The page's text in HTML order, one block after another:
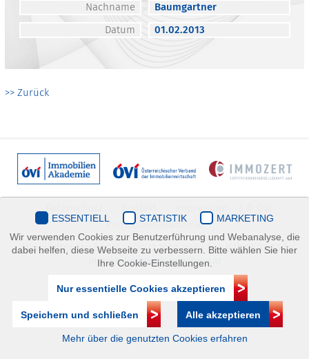
Nachname
Baumgartner
Datum
01.02.2013
>> Zurück
Immobilienakademie
Mariahilfer Straße 116/2.OG/2 1070 Wien | +43(1)505 32 50 |
immobilienakademie@ovi.at
ESSENTIELL STATISTIK
MARKETING
Wir verwenden Cookies zur Benutzerführung und Webanalyse, die
dabei helfen, diese Webseite zu verbessern. Bitte wählen Sie hier
Ihre Cookie-Einstellungen.
Nur essentielle Cookies akzeptieren
Speichern und schließen Alle akzeptieren
Mehr über die genutzten Cookies erfahren